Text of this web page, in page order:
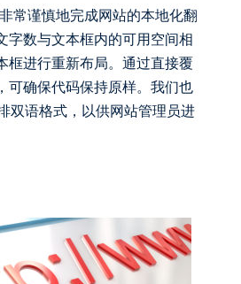
常谨慎地完成网站的本地化翻
字数与文本框内的可用空间相
框进行重新布局。通过直接覆
可确保代码保持原样。我们也
双语格式，以供网站管理员进